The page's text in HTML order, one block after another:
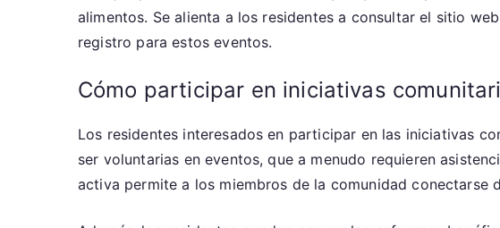
alimentos. Se alienta a los residentes a consultar el sitio
registro para estos eventos.
Cómo participar en iniciativas
Los residentes interesados en participar en las iniciativas
ser voluntarias en eventos, que a menudo requieren
activa permite a los miembros de la comunidad conectarse